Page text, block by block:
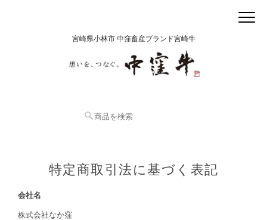
宮崎県小林市 中窪畜産ブランド宮崎牛
特定商取引法に基づく表記
会社名
株式会社なか窪